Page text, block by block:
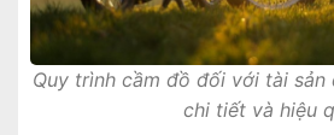
Quy trình cầm đồ đối với tài
chi tiết và hiệu